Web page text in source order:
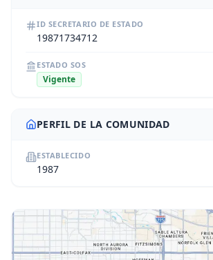
ID SECRETARIO DE ESTADO
19871734712
ESTADO SOS
Vigente
PERFIL DE LA COMUNIDAD
ESTABLECIDO
1987